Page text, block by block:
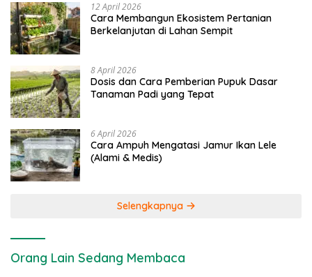
12 April 2026
Cara Membangun Ekosistem Pertanian
Berkelanjutan di Lahan Sempit
8 April 2026
Dosis dan Cara Pemberian Pupuk Dasar
Tanaman Padi yang Tepat
6 April 2026
Cara Ampuh Mengatasi Jamur Ikan Lele
(Alami & Medis)
Selengkapnya
Orang Lain Sedang Membaca